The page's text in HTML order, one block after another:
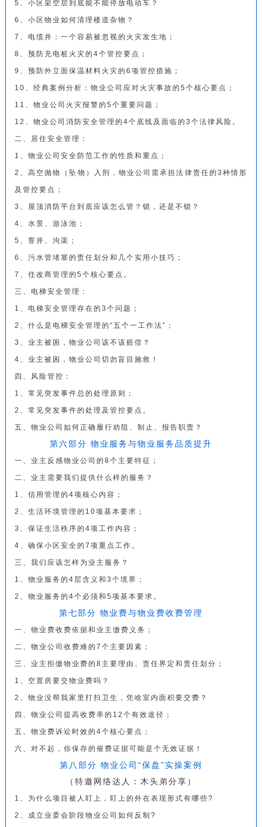
5、小区架空层到底能不能停放电动车？
6、小区物业如何清理楼道杂物？
7、电缆井：一个容易被忽视的火灾发生地；
8、预防充电桩火灾的4个管控要点；
9、预防外立面保温材料火灾的6项管控措施；
10、经典案例分析：物业公司应对火灾事故的5个核心要点；
11、物业公司火灾报警的5个重要问题；
12、物业公司消防安全管理的4个底线及面临的3个法律风险。
二、居住安全管理：
1、物业公司安全防范工作的性质和重点；
2、高空抛物（坠物）入刑，物业公司需承担法律责任的3种情形
及管控要点；
3、屋顶消防平台到底应该怎么管？锁，还是不锁？
4、水景、游泳池；
5、窨井、沟渠；
6、污水管堵塞的责任划分和几个实用小技巧；
7、住改商管理的5个核心要点。
三、电梯安全管理：
1、电梯安全管理存在的3个问题；
2、什么是电梯安全管理的“五个一工作法”；
3、业主被困，物业公司该不该赔偿？
4、业主被困，物业公司切勿盲目施救！
四、风险管控：
1、常见突发事件总的处理原则；
2、常见突发事件的处理及管控要点。
五、物业公司如何正确履行劝阻、制止、报告职责？
第六部分 物业服务与物业服务品质提升
一、业主反感物业公司的8个主要特征；
二、业主需要我们提供什么样的服务？
1、信用管理的4项核心内容；
2、生活环境管理的10项基本要求；
3、保证生活秩序的4项工作内容；
4、确保小区安全的7项重点工作。
三、我们应该怎样为业主服务？
1、物业服务的4层含义和3个境界；
2、物业服务的4个必须和5项基本要求。
第七部分 物业费与物业费收费管理
一、物业费收费依据和业主缴费义务；
二、物业公司收费难的7个主要因素；
三、业主拒缴物业费的8主要理由、责任界定和责任划分；
1、空置房要交物业费吗？
2、物业没帮我家里打扫卫生，凭啥室内面积要交费？
四、物业公司提高收费率的12个有效途径；
五、物业费诉讼时效的4个核心要点；
六、对不起，你保存的催费证据可能是个无效证据！
第八部分 物业公司“保盘”实操案例
（特邀网络达人：木头弟分享）
1、为什么项目被人盯上，盯上的外在表现形式有哪些?
2、成立业委会阶段物业公司如何反制?